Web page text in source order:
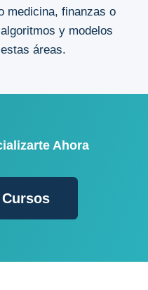
medicina, finanzas o
y modelos
áreas.
Ahora